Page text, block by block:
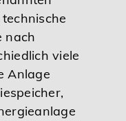
nach
viele
Anlage